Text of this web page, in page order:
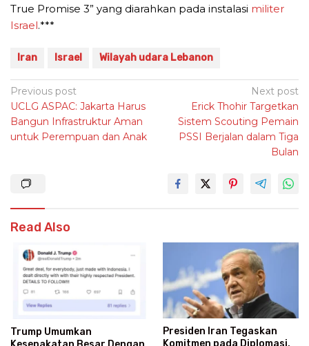
True Promise 3” yang diarahkan pada instalasi militer
Israel.***
Iran Israel Wilayah udara Lebanon
Post
navigation
Previous post
UCLG ASPAC: Jakarta Harus
Bangun Infrastruktur Aman
untuk Perempuan dan Anak
Next post
Erick Thohir Targetkan
Sistem Scouting Pemain
PSSI Berjalan dalam Tiga
Bulan
Read Also
Trump Umumkan
Presiden Iran Tegaskan